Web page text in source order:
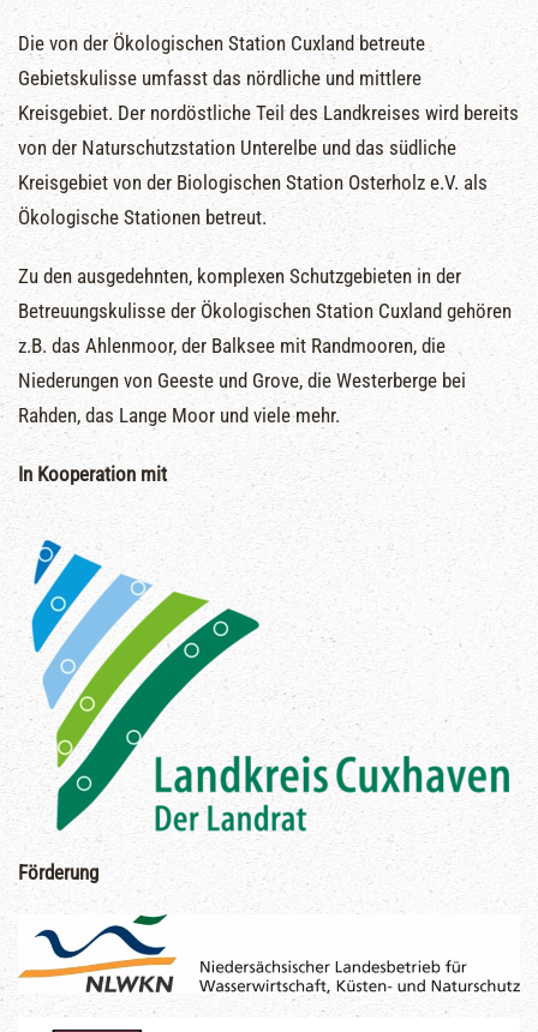
Die von der Ökologischen Station Cuxland betreute
Gebietskulisse umfasst das nördliche und mittlere
Kreisgebiet. Der nordöstliche Teil des Landkreises wird bereits
von der Naturschutzstation Unterelbe und das südliche
Kreisgebiet von der Biologischen Station Osterholz e.V. als
Ökologische Stationen betreut.
Zu den ausgedehnten, komplexen Schutzgebieten in der
Betreuungskulisse der Ökologischen Station Cuxland gehören
z.B. das Ahlenmoor, der Balksee mit Randmooren, die
Niederungen von Geeste und Grove, die Westerberge bei
Rahden, das Lange Moor und viele mehr.
In Kooperation mit
Förderung